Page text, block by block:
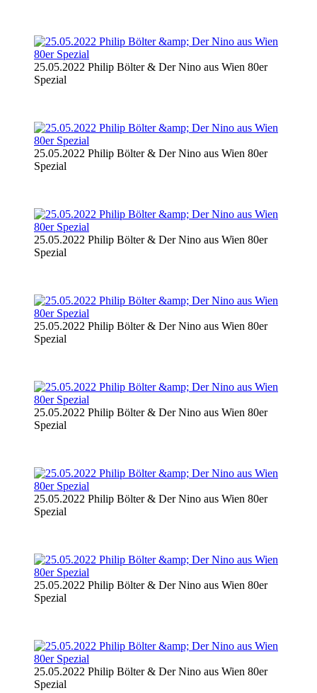
25.05.2022 Philip Bölter & Der Nino aus Wien 80er
Spezial
25.05.2022 Philip Bölter & Der Nino aus Wien 80er
Spezial
25.05.2022 Philip Bölter & Der Nino aus Wien 80er
Spezial
25.05.2022 Philip Bölter & Der Nino aus Wien 80er
Spezial
25.05.2022 Philip Bölter & Der Nino aus Wien 80er
Spezial
25.05.2022 Philip Bölter & Der Nino aus Wien 80er
Spezial
25.05.2022 Philip Bölter & Der Nino aus Wien 80er
Spezial
25.05.2022 Philip Bölter & Der Nino aus Wien 80er
Spezial